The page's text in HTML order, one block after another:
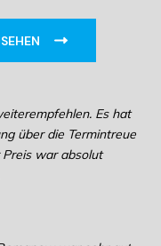
Es hat
über die Termintreue
war absolut